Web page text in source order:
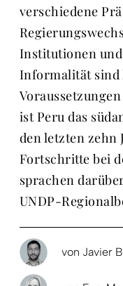
verschiedene
Institutionen
Informalität sind
ist Peru das
den letzten zehn
Fortschritte bei
sprachen
UNDP-
von Javier